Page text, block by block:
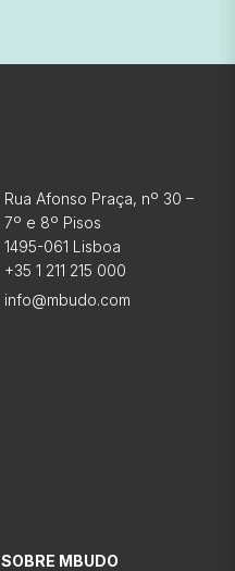
Rua Afonso Praça, nº 30 –
7º e 8º Pisos
1495-061 Lisboa
+35 1 211 215 000
info@mbudo.com
SOBRE MBUDO